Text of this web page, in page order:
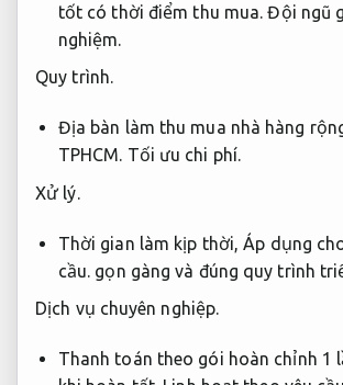
tốt có thời điểm thu mua.Đội ngũ
nghiệm.
Quy trình.
Địa bàn làm thu mua nhà hàng
TPHCM. Tối ưu chi phí.
Xử lý.
Thời gian làm kịp thời, Áp dụng
cầu. gọn gàng và đúng quy trình
Dịch vụ chuyên nghiệp.
Thanh toán theo gói hoàn chỉnh 1